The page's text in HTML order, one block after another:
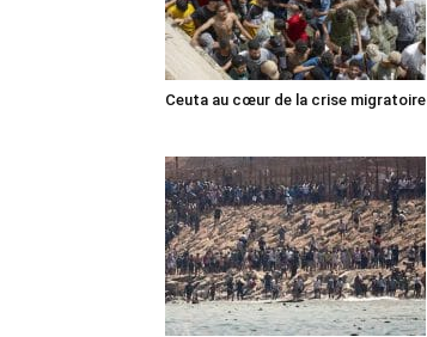
Ceuta au cœur de la crise migratoire